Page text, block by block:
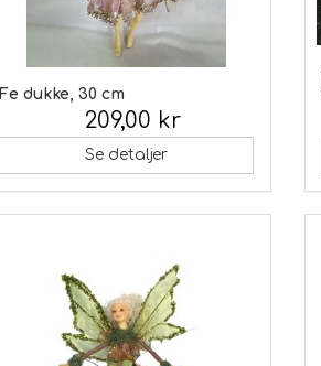
Fe dukke, 30 cm
209,00 kr
Se detaljer